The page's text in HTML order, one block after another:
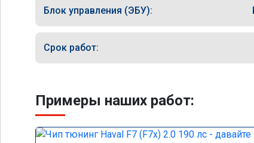
Блок управления (ЭБУ):
Срок работ:
Примеры наших работ: